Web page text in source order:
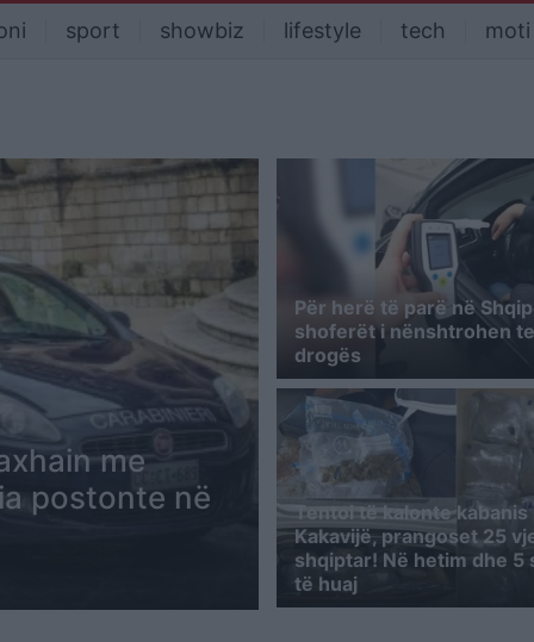
sport showbiz lifestyle tech moti
me
postonte në
Për herë të parë në
shoferët i nënshtrohen
drogës
Tentoi të kalonte kabanis
Kakavijë, prangoset 25
shqiptar! Në hetim dhe 5
të huaj